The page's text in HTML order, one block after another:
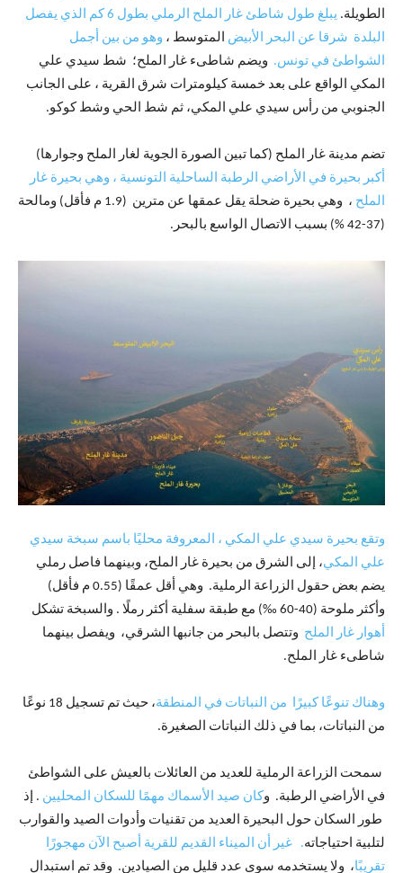
الطويلة.
يبلغ طول شاطئ غار الملح الرملي بطول 6 كم الذي يفصل
البلدة شرقا عن البحر الأبيض المتوسط ، وهو من بين أجمل
الشواطئ في تونس. ويضم شاطىء غار الملح؛ شط سيدي علي
المكي الواقع على بعد خمسة كيلومترات شرق القرية ، على الجانب
الجنوبي من رأس سيدي علي المكي، ثم شط الحي وشط كوكو.
تضم مدينة غار الملح (كما تبين الصورة الجوية لغار الملح وجوارها)
أكبر بحيرة في الأراضي الرطبة الساحلية التونسية ، وهي بحيرة غار
الملح
، وهي بحيرة ضحلة يقل عمقها عن مترين (1.9 م فأقل) ومالحة
(37-42 %) بسبب الاتصال الواسع بالبحر.
وتقع بحيرة سيدي علي المكي ، المعروفة محليًا باسم سبخة سيدي
علي المكي، إلى الشرق من بحيرة غار الملح، وبينهما فاصل رملي
يضم بعض حقول الزراعة الرملية. وهي أقل عمقًا (0.55 م فأقل)
وأكثر ملوحة (40-60 ‰) مع طبقة سفلية أكثر رملًا . والسبخة تشكل
أهوار غار الملح وتتصل بالبحر من جانبها الشرقي، ويفصل بينهما
شاطىء غار الملح.
وهناك تنوعًا كبيرًا من النباتات في المنطقة
، حيث تم تسجيل 18 نوعًا
من النباتات، بما في ذلك النباتات الصغيرة.
سمحت الزراعة الرملية للعديد من العائلات بالعيش على الشواطئ
في الأراضي الرطبة. وكان صيد الأسماك مهمًا للسكان المحليين . إذ
طور السكان حول البحيرة العديد من تقنيات وأدوات الصيد والقوارب
لتلبية احتياجاته. غير أن الميناء القديم للقرية أصبح الآن مهجورًا
تقريبًا، ولا يستخدمه سوى عدد قليل من الصيادين. وقد تم استبدال